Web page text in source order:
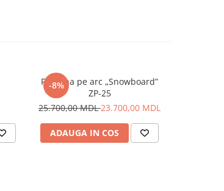
-8%
Figurina pe arc „Snowboard”
ZP-25
25.700,00 MDL23.700,00 MDL
ADAUGA IN COS